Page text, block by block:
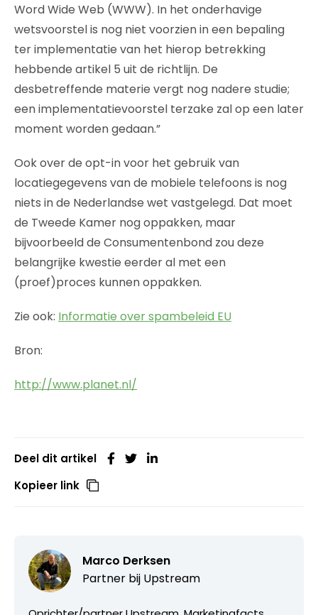
Word Wide Web (WWW). In het onderhavige
wetsvoorstel is nog niet voorzien in een bepaling
ter implementatie van het hierop betrekking
hebbende artikel 5 uit de richtlijn. De
desbetreffende materie vergt nog nadere studie;
een implementatievoorstel terzake zal op een later
moment worden gedaan.”
Ook over de opt-in voor het gebruik van
locatiegegevens van de mobiele telefoons is nog
niets in de Nederlandse wet vastgelegd. Dat moet
de Tweede Kamer nog oppakken, maar
bijvoorbeeld de Consumentenbond zou deze
belangrijke kwestie eerder al met een
(proef)proces kunnen oppakken.
Zie ook: Informatie over spambeleid EU
Bron:
http://www.planet.nl/
Deel dit artikel
Kopieer link
Marco Derksen
Partner bij Upstream